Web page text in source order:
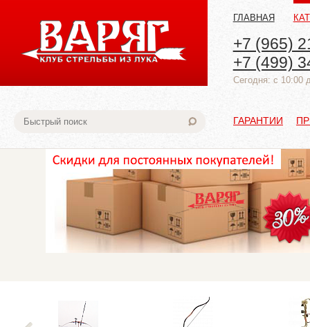
ГЛАВНАЯ
+7 (965)
+7 (499)
Cегодня: с 10:00
ГАРАНТИИ